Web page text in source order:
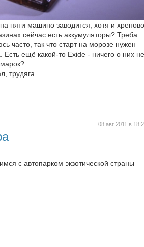
пяти машино заводится, хотя и
сейчас есть аккумуляторы? Треба
часто, так что старт на морозе нужен
ещё какой-то Exide - ничего о них не
трудяга.
08 авг 2011 в
с автопарком экзотической страны